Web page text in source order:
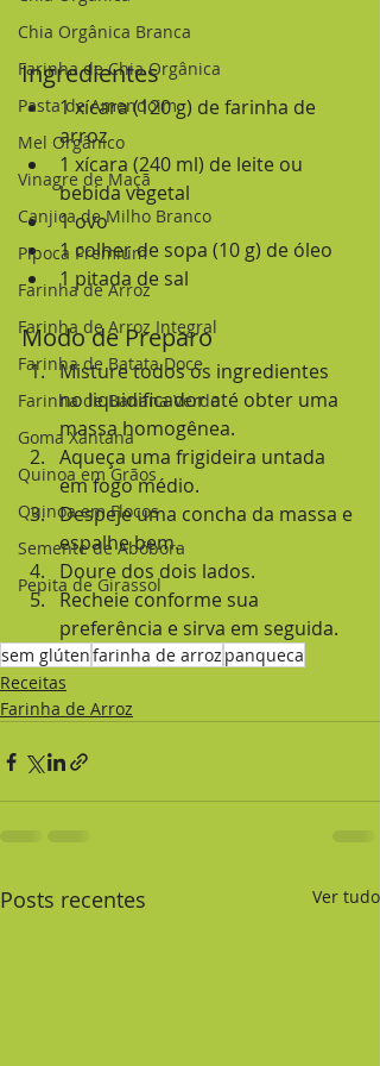
Chia Orgânica Branca
Farinha de Chia Orgânica
Pasta de Amendoim
Mel Orgânico
Vinagre de Maçã
Canjica de Milho Branco
Pipoca Premium
Farinha de Arroz
Farinha de Arroz Integral
Farinha de Batata Doce
Farinha de Banana Verde
Goma Xantana
Quinoa em Grãos
Quinoa em Flocos
Semente de Abóbora
Pepita de Girassol
Ingredientes
1 xícara (120 g) de farinha de
arroz
1 xícara (240 ml) de leite ou
bebida vegetal
1 ovo
1 colher de sopa (10 g) de óleo
1 pitada de sal
Modo de Preparo
Misture todos os ingredientes
no liquidificador até obter uma
massa homogênea.
Aqueça uma frigideira untada
em fogo médio.
Despeje uma concha da massa e
espalhe bem.
Doure dos dois lados.
Recheie conforme sua
preferência e sirva em seguida.
sem glútenfarinha de arroz panqueca
Receitas
Farinha de Arroz
Posts recentes Ver tudo